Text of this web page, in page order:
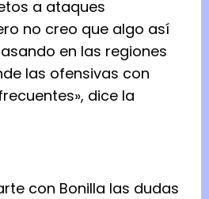
a ataques
no creo que algo así
en las regiones
las ofensivas con
dice la
con Bonilla las dudas